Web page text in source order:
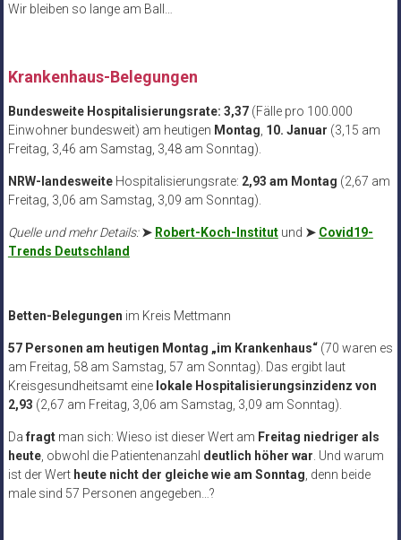
Wir bleiben so lange am Ball…
Krankenhaus-Belegungen
Bundesweite Hospitalisierungsrate: 3,37 (Fälle pro 100.000
Einwohner bundesweit) am heutigen Montag 10. Januar (3,15 am
Freitag, 3,46 am Samstag, 3,48 am Sonntag).
NRW-landesweiteHospitalisierungsrate: 2,93 am Montag (2,67 am
Freitag, 3,06 am Samstag, 3,09 am Sonntag).
Quelle und mehr Details:➤ Robert-Koch-Institutund ➤ Covid19-
Trends Deutschland
Betten-Belegungen im Kreis Mettmann
57 Personen am heutigen Montag „im Krankenhaus“ (70 waren es
am Freitag, 58 am Samstag, 57 am Sonntag). Das ergibt laut
Kreisgesundheitsamt eine lokale Hospitalisierungsinzidenz von
2,93 (2,67 am Freitag, 3,06 am Samstag, 3,09 am Sonntag).
Da fragtman sich: Wieso ist dieser Wert am Freitag niedriger als
heute, obwohl die Patientenanzahl deutlich höher war . Und warum
ist der Wert heute nicht der gleiche wie am Sonntag , denn beide
male sind 57 Personen angegeben…?